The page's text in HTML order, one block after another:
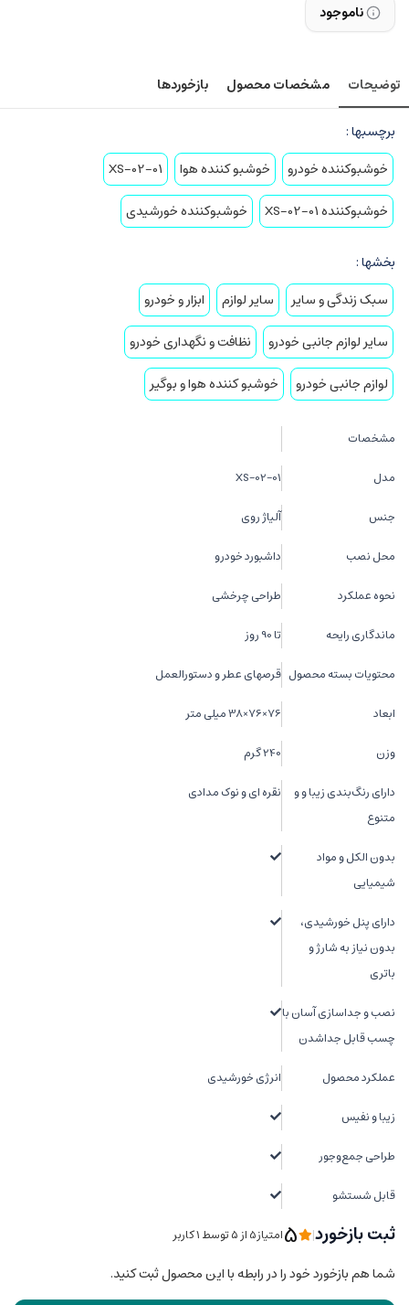
ناموجود
توضیحات مشخصات محصول بازخوردها
برچسبها :
خوشبوکننده خودرو
خوشبو کننده هوا
XS-02-01
خوشبوکننده XS-02-01
خوشبوکننده خورشیدی
بخشها :
سبک زندگی و سایر
سایر لوازم
ابزار و خودرو
سایر لوازم جانبی خودرو
نظافت و نگهداری خودرو
لوازم جانبی خودرو
خوشبو کننده هوا و بوگیر
مشخصات
مدل XS-02-01
جنس آلیاژ روی
محل نصب داشبورد خودرو
نحوه عملکرد طراحی چرخشی
ماندگاری رایحه تا 90 روز
محتویات بسته محصول قرصهای عطر و دستورالعمل
ابعاد 76×76×38 میلی متر
وزن 240 گرم
دارای رنگ‌بندی زیبا و و
متنوع
نقره ای و نوک مدادی
بدون الکل و مواد
شیمیایی
دارای پنل خورشیدی،
بدون نیاز به شارژ و
باتری
نصب و جداسازی آسان با
چسب قابل جداشدن
عملکرد محصول انرژی خورشیدی
زیبا و نفیس
طراحی جمع‌وجور
قابل شستشو
ثبت بازخورد|
5امتیاز5 از ۵ توسط 1 کاربر
شما هم بازخورد خود را در رابطه با این محصول ثبت کنید.